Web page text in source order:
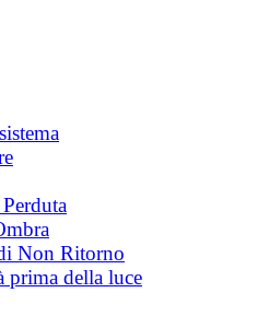
Non Ritorno
prima della luce